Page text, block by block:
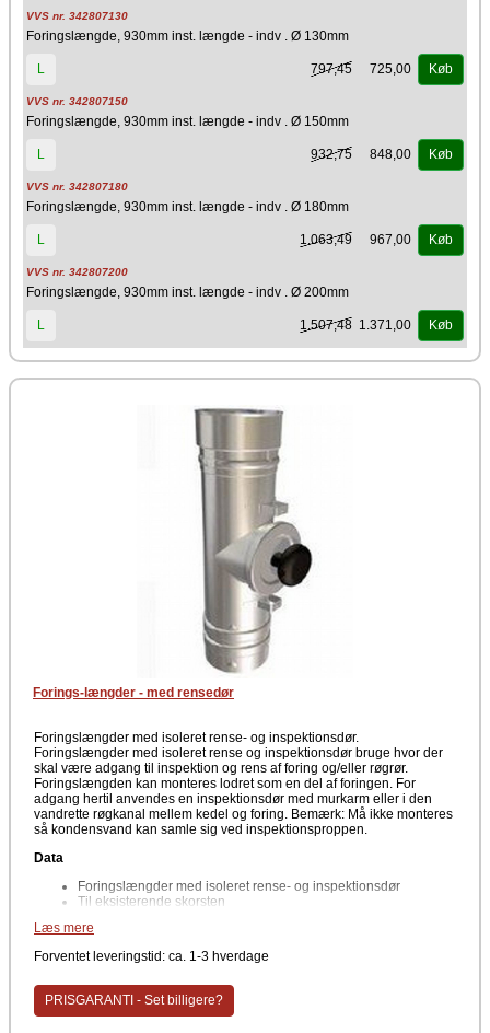
VVS nr. 342807130
Foringslængde, 930mm inst. længde - indv . Ø 130mm
L 797,45 725,00 Køb
VVS nr. 342807150
Foringslængde, 930mm inst. længde - indv . Ø 150mm
L 932,75 848,00 Køb
VVS nr. 342807180
Foringslængde, 930mm inst. længde - indv . Ø 180mm
L 1.063,49 967,00 Køb
VVS nr. 342807200
Foringslængde, 930mm inst. længde - indv . Ø 200mm
L 1.507,48 1.371,00 Køb
Forings-længder - med rensedør
Foringslængder med isoleret rense- og inspektionsdør.
Foringslængder med isoleret rense og inspektionsdør bruge hvor der
skal være adgang til inspektion og rens af foring og/eller røgrør.
Foringslængden kan monteres lodret som en del af foringen. For
adgang hertil anvendes en inspektionsdør med murkarm eller i den
vandrette røgkanal mellem kedel og foring. Bemærk: Må ikke monteres
så kondensvand kan samle sig ved inspektionsproppen.
Data
Foringslængder med isoleret rense- og inspektionsdør
Til eksisterende skorsten
Installationslængde
Ø80-Ø100 mm = 269 mm
Ø180 mm = 350 mm
Ø200 mm = 370 mm
Læs mere
Forventet leveringstid: ca. 1-3 hverdage
PRISGARANTI - Set billigere?